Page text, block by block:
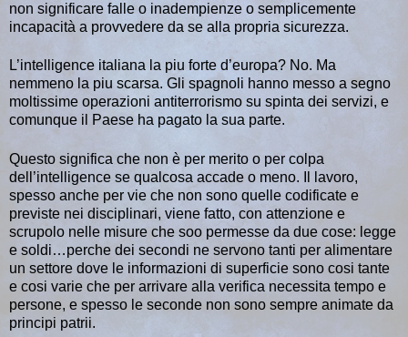
non significare falle o inadempienze o semplicemente
incapacità a provvedere da se alla propria sicurezza.
L’intelligence italiana la piu forte d’europa? No. Ma
nemmeno la piu scarsa. Gli spagnoli hanno messo a segno
moltissime operazioni antiterrorismo su spinta dei servizi, e
comunque il Paese ha pagato la sua parte.
Questo significa che non è per merito o per colpa
dell’intelligence se qualcosa accade o meno. Il lavoro,
spesso anche per vie che non sono quelle codificate e
previste nei disciplinari, viene fatto, con attenzione e
scrupolo nelle misure che soo permesse da due cose: legge
e soldi…perche dei secondi ne servono tanti per alimentare
un settore dove le informazioni di superficie sono cosi tante
e cosi varie che per arrivare alla verifica necessita tempo e
persone, e spesso le seconde non sono sempre animate da
principi patrii.